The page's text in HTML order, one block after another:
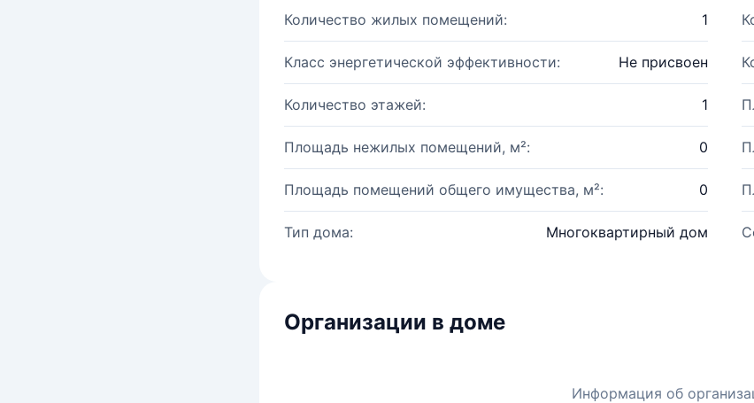
Количество жилых помещений: 1
Класс энергетической эффективности: Не присвоен
Количество этажей: 1
Площадь нежилых помещений, м²: 0
Площадь помещений общего имущества, м²: 0
Тип дома: Многоквартирный дом
Организации в доме
Информация об